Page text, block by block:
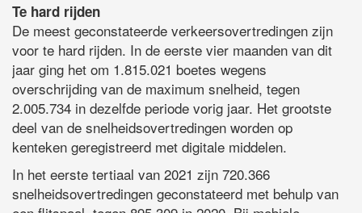
Te hard rijden
De meest geconstateerde verkeersovertredingen zijn
voor te hard rijden. In de eerste vier maanden van dit
jaar ging het om 1.815.021 boetes wegens
overschrijding van de maximum snelheid, tegen
2.005.734 in dezelfde periode vorig jaar. Het grootste
deel van de snelheidsovertredingen worden op
kenteken geregistreerd met digitale middelen.
In het eerste tertiaal van 2021 zijn 720.366
snelheidsovertredingen geconstateerd met behulp van